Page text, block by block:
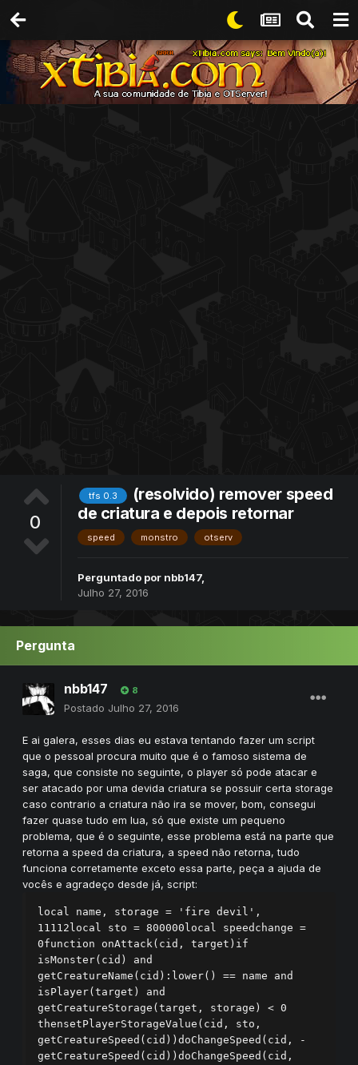
0
tfs 0.3
(resolvido) remover speed
de criatura e depois retornar
speed monstro otserv
Perguntado por nbb147,
Julho 27, 2016
Pergunta
nbb147 8
Postado Julho 27, 2016
E ai galera, esses dias eu estava tentando fazer um script
que o pessoal procura muito que é o famoso sistema de
saga, que consiste no seguinte, o player só pode atacar e
ser atacado por uma devida criatura se possuir certa storage
caso contrario a criatura não ira se mover, bom, consegui
fazer quase tudo em lua, só que existe um pequeno
problema, que é o seguinte, esse problema está na parte que
retorna a speed da criatura, a speed não retorna, tudo
funciona corretamente exceto essa parte, peça a ajuda de
vocês e agradeço desde já, script:
local name, storage = 'fire devil',
11112local sto = 800000local speedchange =
0function onAttack(cid, target)if
isMonster(cid) and
getCreatureName(cid):lower() == name and
isPlayer(target) and
getCreatureStorage(target, storage) < 0
thensetPlayerStorageValue(cid, sto,
getCreatureSpeed(cid))doChangeSpeed(cid, -
getCreatureSpeed(cid))doChangeSpeed(cid,